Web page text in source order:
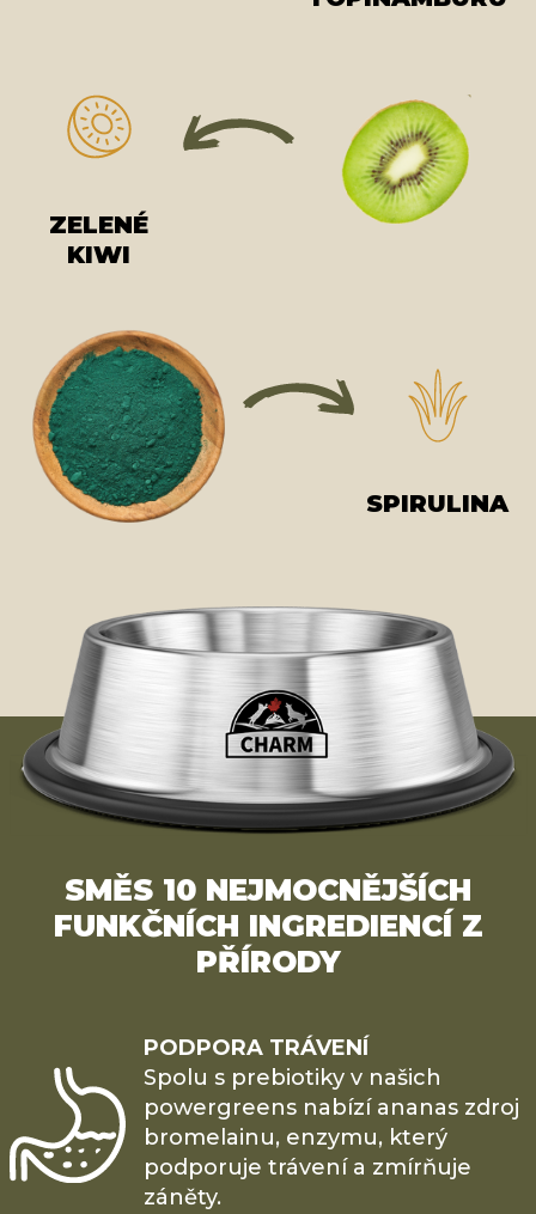
ZELENÉ
KIWI
SPIRULINA
SMĚS 10 NEJMOCNĚJŠÍCH
FUNKČNÍCH INGREDIENCÍ Z
PŘÍRODY
PODPORA TRÁVENÍ
Spolu s prebiotiky v našich
powergreens nabízí ananas zdroj
bromelainu, enzymu, který
podporuje trávení a zmírňuje
záněty.